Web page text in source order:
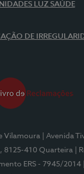
LUZ SAÚDE
DE
Vilamoura
| Avenida
8125-410 Quarteira
|
ERS - 7945/2014